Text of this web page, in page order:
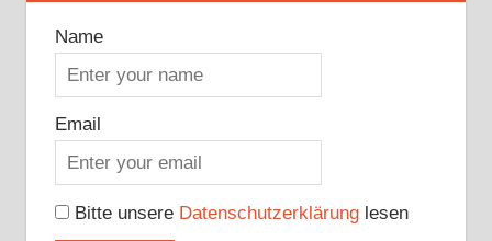
Name
Email
Bitte unsere Datenschutzerklärunglesen